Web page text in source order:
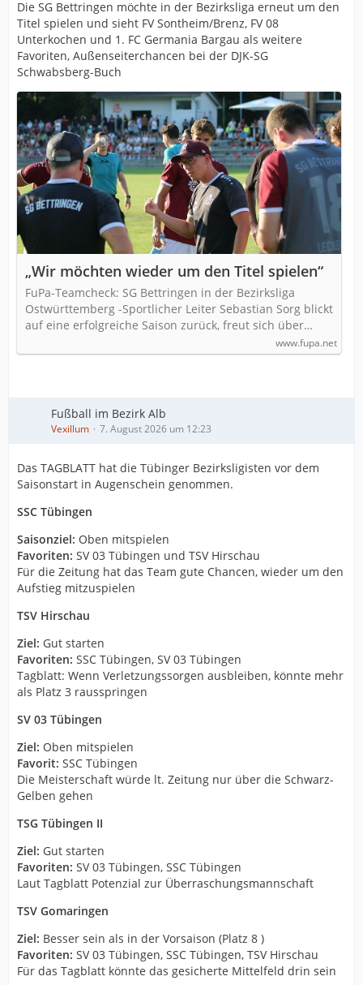
Die SG Bettringen möchte in der Bezirksliga erneut um den
Titel spielen und sieht FV Sontheim/Brenz, FV 08
Unterkochen und 1. FC Germania Bargau als weitere
Favoriten, Außenseiterchancen bei der DJK-SG
Schwabsberg-Buch
„Wir möchten wieder um den Titel spielen“
FuPa-Teamcheck: SG Bettringen in der Bezirksliga
Ostwürttemberg -Sportlicher Leiter Sebastian Sorg blickt
auf eine erfolgreiche Saison zurück, freut sich über…
www.fupa.net
Fußball im Bezirk Alb
Vexillum 7. August 2026 um 12:23
Das TAGBLATT hat die Tübinger Bezirksligisten vor dem
Saisonstart in Augenschein genommen.
SSC Tübingen
Saisonziel: Oben mitspielen
Favoriten: SV 03 Tübingen und TSV Hirschau
Für die Zeitung hat das Team gute Chancen, wieder um den
Aufstieg mitzuspielen
TSV Hirschau
Ziel: Gut starten
Favoriten: SSC Tübingen, SV 03 Tübingen
Tagblatt: Wenn Verletzungssorgen ausbleiben, könnte mehr
als Platz 3 rausspringen
SV 03 Tübingen
Ziel: Oben mitspielen
Favorit: SSC Tübingen
Die Meisterschaft würde lt. Zeitung nur über die Schwarz-
Gelben gehen
TSG Tübingen II
Ziel: Gut starten
Favoriten: SV 03 Tübingen, SSC Tübingen
Laut Tagblatt Potenzial zur Überraschungsmannschaft
TSV Gomaringen
Ziel: Besser sein als in der Vorsaison (Platz 8 )
Favoriten: SV 03 Tübingen, SSC Tübingen, TSV Hirschau
Für das Tagblatt könnte das gesicherte Mittelfeld drin sein